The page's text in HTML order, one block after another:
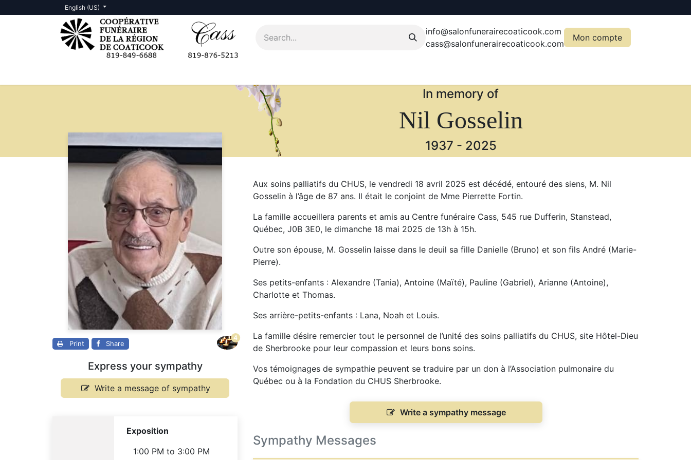
English (US)
info@salonfunerairecoaticook.com
cass@salonfunerairecoaticook.com
Mon compte
In memory of
Nil Gosselin
1937 - 2025
Print Share
4
Express your sympathy
Write a message of sympathy
Exposition
1:00 PM to 3:00 PM
Aux soins palliatifs du CHUS, le vendredi 18 avril 2025 est décédé, entouré des siens, M. Nil
Gosselin à l’âge de 87 ans. Il était le conjoint de Mme Pierrette Fortin.
La famille accueillera parents et amis au Centre funéraire Cass, 545 rue Dufferin, Stanstead,
Québec, J0B 3E0, le dimanche 18 mai 2025 de 13h à 15h.
Outre son épouse, M. Gosselin laisse dans le deuil sa fille Danielle (Bruno) et son fils André (Marie-
Pierre).
Ses petits-enfants : Alexandre (Tania), Antoine (Maïté), Pauline (Gabriel), Arianne (Antoine),
Charlotte et Thomas.
Ses arrière-petits-enfants : Lana, Noah et Louis.
La famille désire remercier tout le personnel de l’unité des soins palliatifs du CHUS, site Hôtel-Dieu
de Sherbrooke pour leur compassion et leurs bons soins.
Vos témoignages de sympathie peuvent se traduire par un don à l’Association pulmonaire du
Québec ou à la Fondation du CHUS Sherbrooke.
Write a sympathy message
Sympathy Messages